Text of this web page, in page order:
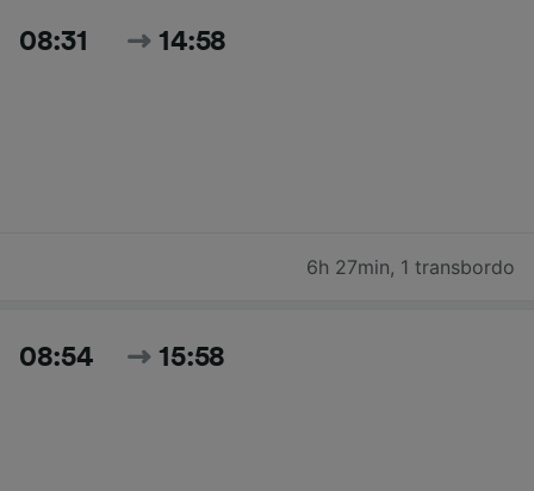
08:31 14:58
6h 27min, 1 transbordo
08:54 15:58